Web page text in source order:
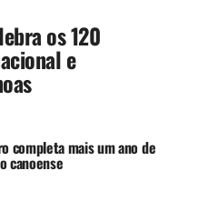
os 120
e
completa mais um ano de
canoense